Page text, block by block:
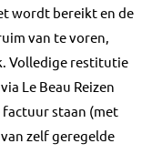
wordt bereikt en de
van te voren,
Volledige restitutie
Le Beau Reizen
staan (met
zelf geregelde